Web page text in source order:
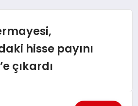
hisse payını
çıkardı